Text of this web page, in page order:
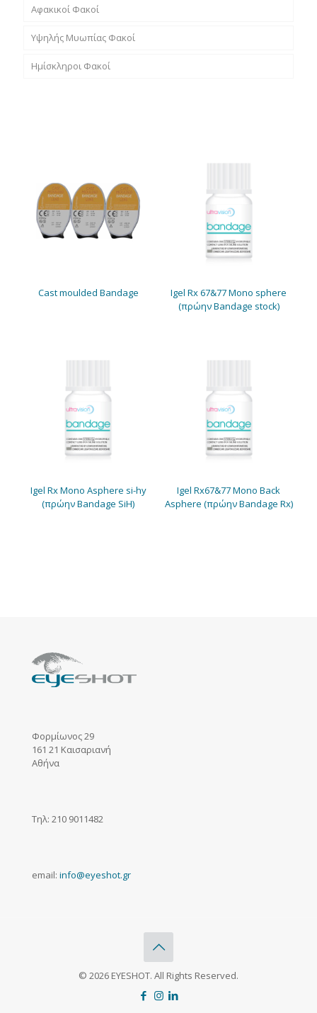
Αφακικοί Φακοί
Υψηλής Μυωπίας Φακοί
Hμίσκληροι Φακοί
Cast moulded Bandage
Igel Rx 67&77 Mono sphere
(πρώην Bandage stock)
Igel Rx Mono Asphere si-hy
(πρώην Bandage SiH)
Igel Rx67&77 Mono Back
Asphere (πρώην Bandage Rx)
Φορμίωνος 29
161 21 Καισαριανή
Αθήνα
Τηλ: 210 9011482
email: info@eyeshot.gr
© 2026 EYESHOT. All Rights Reserved.